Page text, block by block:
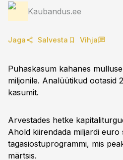
Kaubandus.ee
Jaga Salvesta Vihja
Puhaskasum kahanes
miljonile. Analüütikud ootasid
kasumit.
Arvestades hetke
Ahold kiirendada miljardi euro
tagasiostuprogrammi, mis
märtsis.